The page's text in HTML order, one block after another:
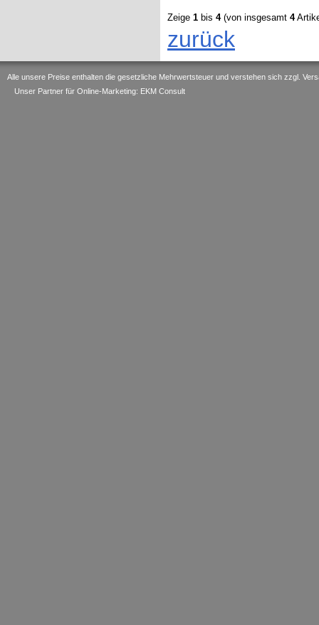
Zeige 1 bis 4(von insgesamt 4
zurück
Alle unsere Preise enthalten die gesetzliche Mehrwertsteuer und verstehen sich zzgl.
Unser Partner für Online-Marketing: EKM Consult